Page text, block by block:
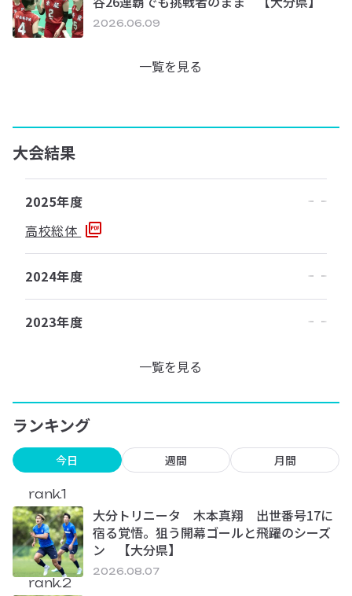
2026.06.09
一覧を見る
大会結果
2025年度
高校総体
2024年度
2023年度
一覧を見る
ランキング
今日 週間 月間
rank.1
大分トリニータ 木本真翔 出世番号17に
宿る覚悟。狙う開幕ゴールと飛躍のシーズ
ン 【大分県】
2026.08.07
rank.2